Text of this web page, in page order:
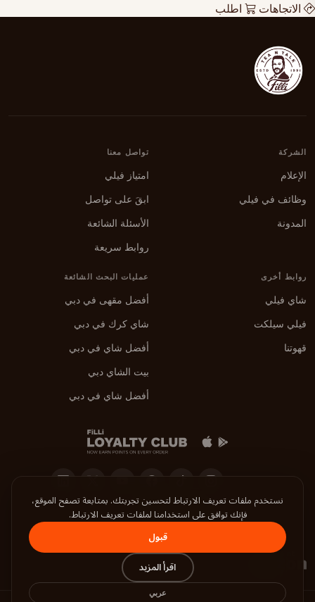
الاتجاهات اطلب
الشركة
الإعلام
وظائف في فيلي
المدونة
تواصل معنا
امتياز فيلي
ابقَ على تواصل
الأسئلة الشائعة
روابط سريعة
روابط أخرى
شاي فيلي
فيلي سيلكت
قهوتنا
عمليات البحث الشائعة
أفضل مقهى في دبي
شاي كرك في دبي
أفضل شاي في دبي
بيت الشاي دبي
أفضل شاي في دبي
حمّل تطبيق فيلي
نستخدم ملفات تعريف الارتباط لتحسين تجربتك. بمتابعة تصفح الموقع،
فإنك توافق على استخدامنا لملفات تعريف الارتباط.
قبول
اقرأ المزيد
عربي